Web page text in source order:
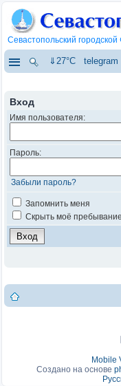
Севастопольский
⇓27°C telegram
Вход
Имя пользователя:
Пароль:
Забыли пароль?
Запомнить меня
Скрыть моё
Mobile
Создано на основе